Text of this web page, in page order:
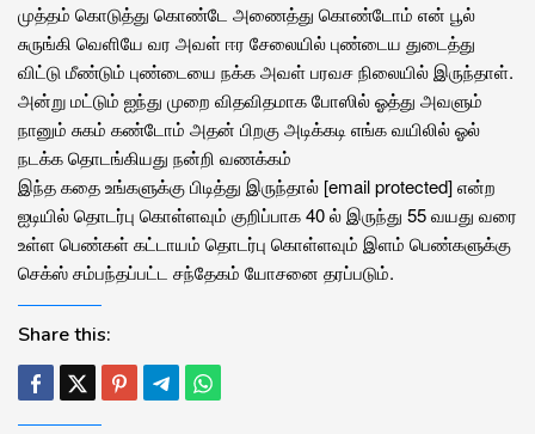
முத்தம் கொடுத்து கொண்டே அணைத்து கொண்டோம் என் பூல்
சுருங்கி வெளியே வர அவள் ஈர சேலையில் புண்டைய துடைத்து
விட்டு மீண்டும் புண்டையை நக்க அவள் பரவச நிலையில் இருந்தாள்.
அன்று மட்டும் ஐந்து முறை விதவிதமாக போஸில் ஓத்து அவளும்
நானும் சுகம் கண்டோம் அதன் பிறகு அடிக்கடி எங்க வயிலில் ஓல்
நடக்க தொடங்கியது நன்றி வணக்கம்
இந்த கதை உங்களுக்கு பிடித்து இருந்தால் [email protected] என்ற
ஐடியில் தொடர்பு கொள்ளவும் குறிப்பாக 40 ல் இருந்து 55 வயது வரை
உள்ள பெண்கள் கட்டாயம் தொடர்பு கொள்ளவும் இளம் பெண்களுக்கு
செக்ஸ் சம்பந்தப்பட்ட சந்தேகம் யோசனை தரப்படும்.
Share this: